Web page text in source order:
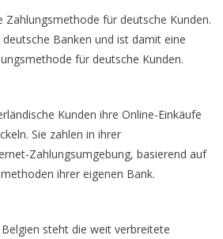
Zahlungsmethode für deutsche Kunden.
Banken und ist damit eine
für deutsche Kunden.
Kunden ihre Online-Einkäufe
Sie zahlen in ihrer
Zahlungsumgebung, basierend auf
ihrer eigenen Bank.
steht die weit verbreitete